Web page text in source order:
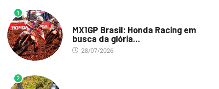
1
MX1GP Brasil: Honda Racing em
busca da glória...
28/07/2026
2